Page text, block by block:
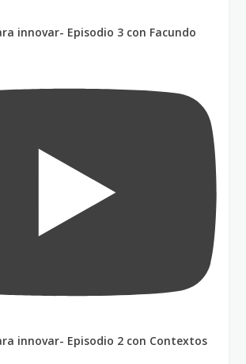
innovar- Episodio 3 con Facundo
innovar- Episodio 2 con Contextos